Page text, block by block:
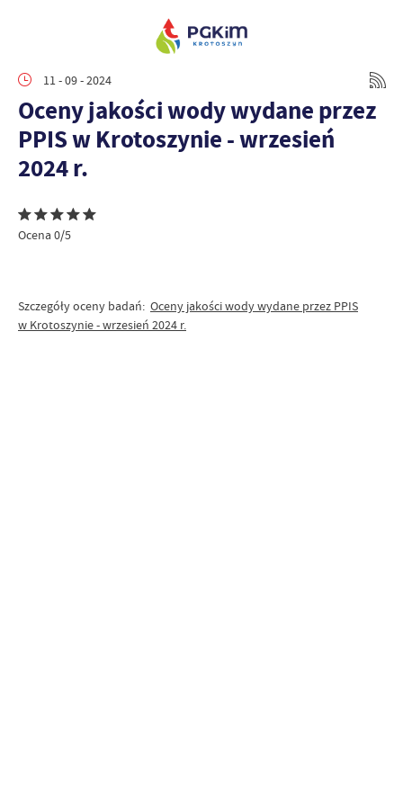
11 - 09 - 2024
Oceny jakości wody wydane przez
PPIS w Krotoszynie - wrzesień
2024 r.
Ocena 0/5
Szczegóły oceny badań: Oceny jakości wody wydane przez PPIS
w Krotoszynie - wrzesień 2024 r.